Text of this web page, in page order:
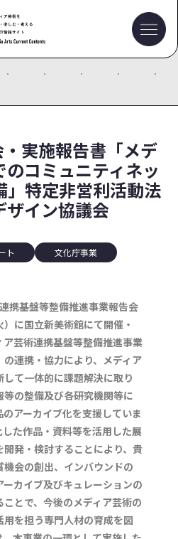
実施報告書「メデ
コミュニティネッ
」特定非営利活動法
ザイン協議会
ト 文化庁事業
携基盤等整備推進事業報告会
に国立新美術館にて開催・
芸術連携基盤等整備推進事業
連携・協力により、メディア
て一体的に課題解決に取り
の整備及び各研究機関等に
アーカイブ化を支援していま
た作品・資料等を活用した展
発・検討することにより、貴
会の創出、インバウンドの
カイブ及びキュレーションの
とで、今後のメディア芸術の
を担う専門人材の育成を図